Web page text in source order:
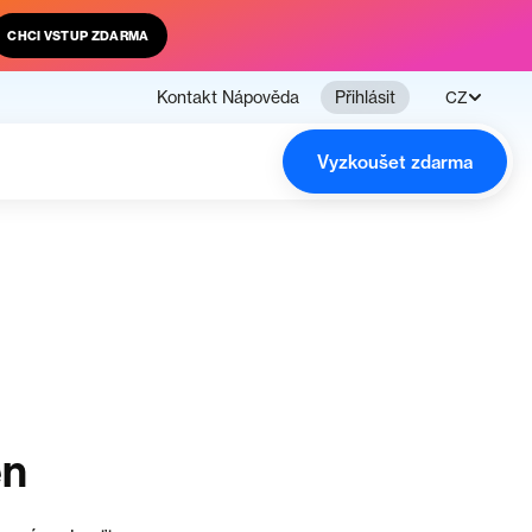
CHCI VSTUP ZDARMA
Kontakt Nápověda Přihlásit CZ
Vyzkoušet zdarma